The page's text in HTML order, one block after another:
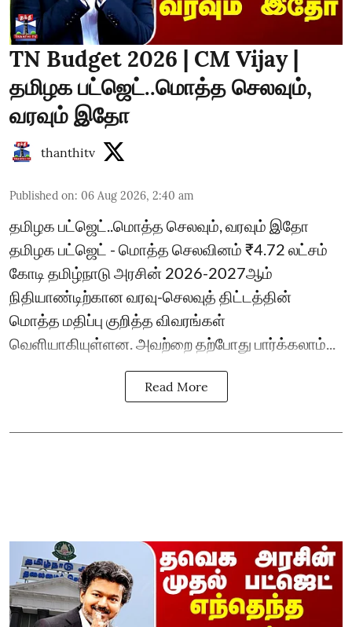
TN Budget 2026 | CM Vijay |
தமிழக பட்ஜெட்..மொத்த செலவும்,
வரவும் இதோ
thanthitv
Published on: 06 Aug 2026, 2:40 am
தமிழக பட்ஜெட்..மொத்த செலவும், வரவும் இதோ
தமிழக பட்ஜெட் - மொத்த செலவினம் ₹4.72 லட்சம்
கோடி தமிழ்நாடு அரசின் 2026-2027ஆம்
நிதியாண்டிற்கான வரவு-செலவுத் திட்டத்தின்
மொத்த மதிப்பு குறித்த விவரங்கள்
வெளியாகியுள்ளன. அவற்றை தற்போது பார்க்கலாம்...
Read More